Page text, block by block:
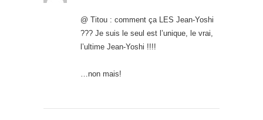
@ Titou : comment ça LES Jean-Yoshi
??? Je suis le seul est l’unique, le vrai,
l’ultime Jean-Yoshi !!!!
…non mais!